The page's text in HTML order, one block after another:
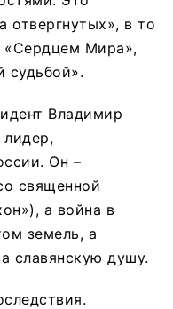
отвергнутых», в то
«Сердцем Мира»,
судьбой».
Владимир
лидер,
Он –
священной
а война в
земель, а
славянскую душу.